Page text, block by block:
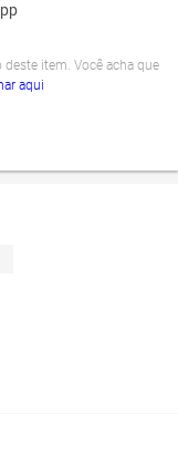
item. Você acha que
aqui